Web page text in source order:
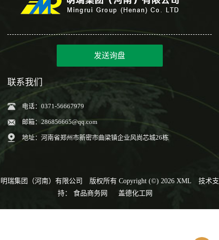
发送询盘
联系我们
电话：0371-56667979
邮箱： 286856665@qq.com
地址：河南省郑州市新密市曲梁镇企业风尚芯城26栋
明瑞集团（河南）有限公司 版权所有 Copyright (©) 2026 XML
技术支
持： 食品商务网 盖德化工网